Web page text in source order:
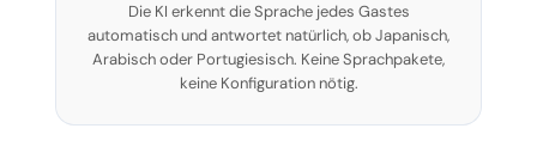
Die KI erkennt die Sprache jedes Gastes
automatisch und antwortet natürlich, ob Japanisch,
Arabisch oder Portugiesisch. Keine Sprachpakete,
keine Konfiguration nötig.